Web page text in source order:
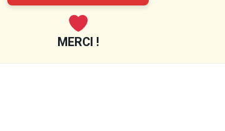
MERCI !